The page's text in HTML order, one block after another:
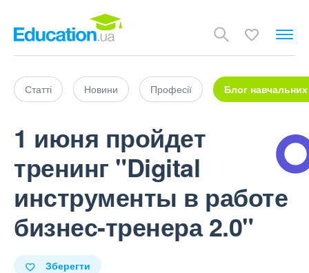
Статті Новини Професії Блог навчальних
1 июня пройдет
тренинг "Digital
инструменты в работе
бизнес-тренера 2.0"
Зберегти